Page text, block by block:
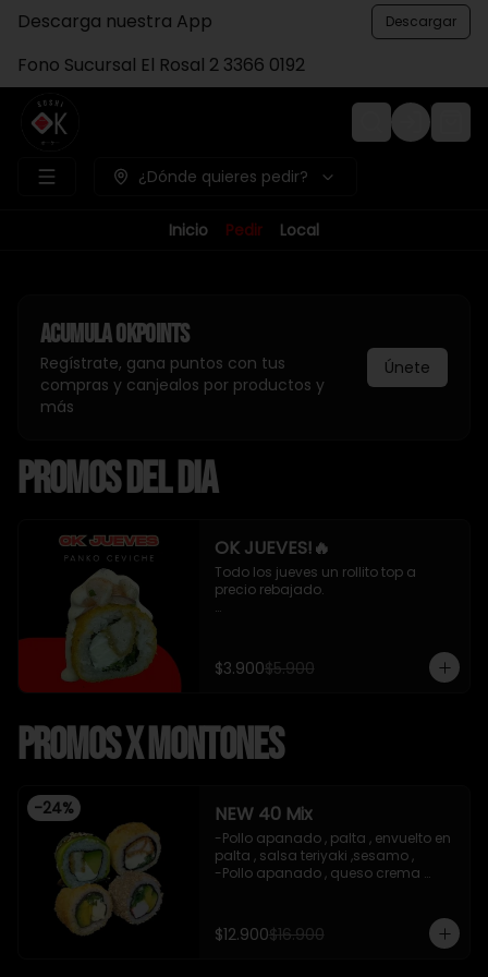
Descarga nuestra App Descargar
Fono Sucursal El Rosal 2 3366 0192
Login
¿Dónde quieres pedir?
Inicio Pedir Local
AcumulaOkpoints
Regístrate, gana puntos con tus
compras y canjealos por productos y
más
Únete
PROMOS DEL DIA
OK JUEVES!🔥
Todo los jueves un rollito top a
precio rebajado.
cubierto de ceviche mixto y salsa
acevichada 8 piezas , incluye 1
*Incluye 1 salsa de soya*
$3.900$5.900
Promos x Montones
-24% NEW 40 Mix
-Pollo apanado , palta , envuelto en
palta , salsa teriyaki ,sesamo ,
-Pollo apanado , queso crema
apanado en panko .
-Kanikama , palta , cebollin ,
$12.900$16.900